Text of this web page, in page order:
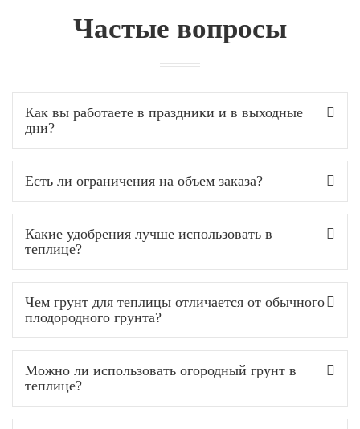
Частые вопросы
Как вы работаете в праздники и в выходные
дни?
Есть ли ограничения на объем заказа?
Какие удобрения лучше использовать в
теплице?
Чем грунт для теплицы отличается от обычного
плодородного грунта?
Можно ли использовать огородный грунт в
теплице?